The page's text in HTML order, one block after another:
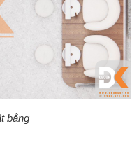
bằng